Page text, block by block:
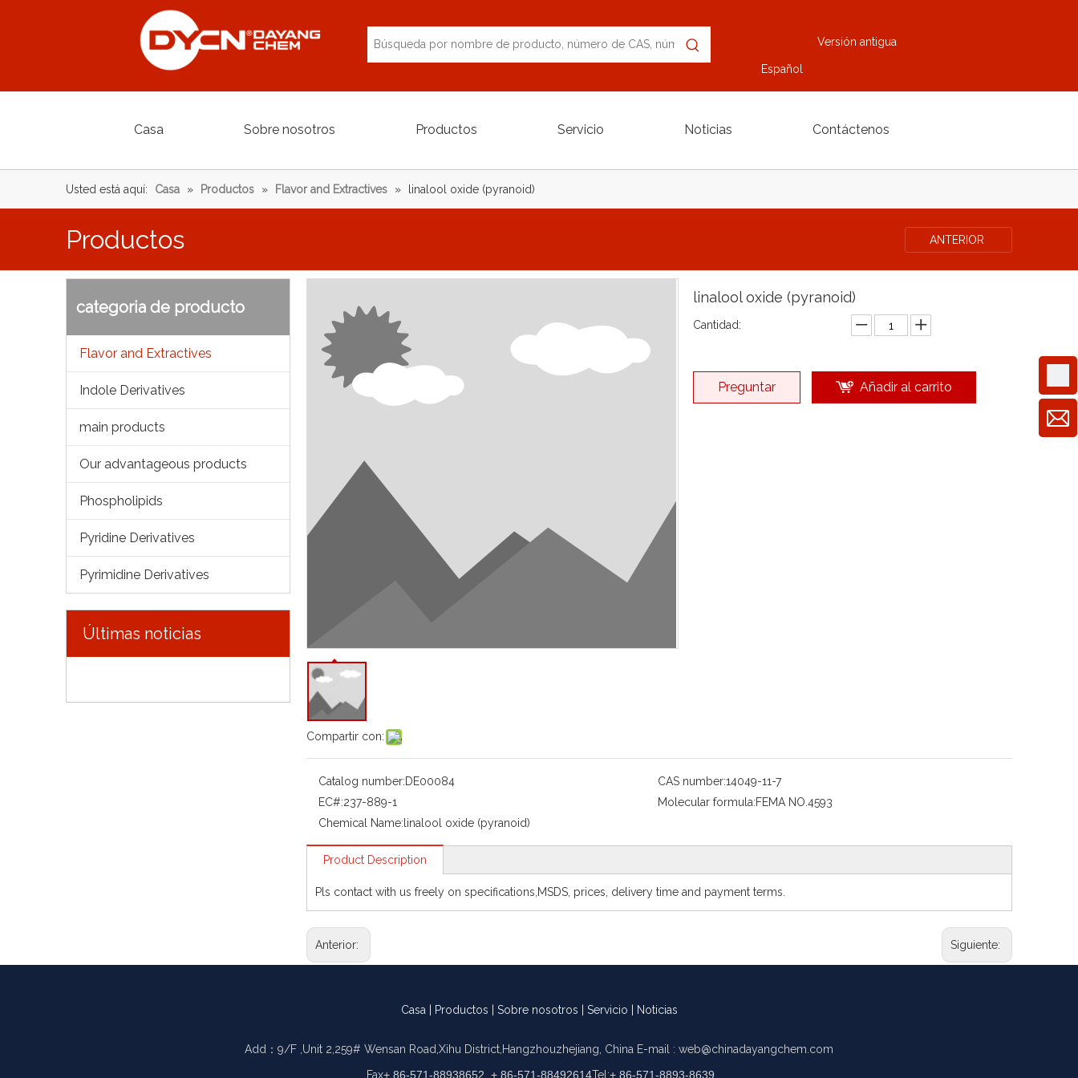
Español
Versión antigua
Casa Sobre nosotros Productos Servicio Noticias Contáctenos
Usted está aquí: Casa » Productos » Flavor and Extractives » linalool oxide (pyranoid)
Productos ANTERIOR
categoria de producto
Flavor and Extractives
Indole Derivatives
main products
Our advantageous products
Phospholipids
Pyridine Derivatives
Pyrimidine Derivatives
Últimas noticias
Compartir con:
linalool oxide (pyranoid)
Cantidad:
Preguntar Añadir al carrito
Catalog number:DE00084 CAS number:14049-11-7
EC#:237-889-1 Molecular formula:FEMA NO.4593
Chemical Name: linalool oxide (pyranoid)
Product Description
Pls contact with us freely on specifications,MSDS, prices, delivery time and payment terms.
Anterior: Siguiente:
Casa Productos Sobre nosotros Servicio Noticias
Add：9/F ,Unit 2,259# Wensan Road,Xihu District,Hangzhouzhejiang, China E-mail : web@chinadayangchem.com
Fax+ 86-571-88938652, + 86-571-88492614Tel:+ 86-571-8893-8639